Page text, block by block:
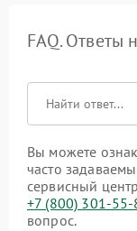
FAQ. Ответы
Вы можете
часто
сервисный
+7 (800) 301-55-
вопрос.